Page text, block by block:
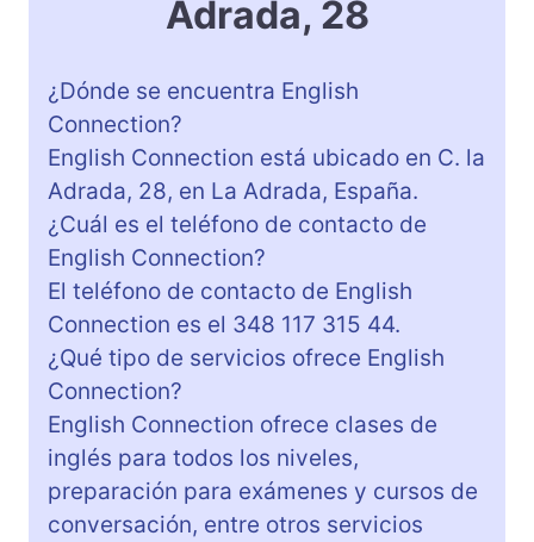
Adrada, 28
¿Dónde se encuentra English
Connection?
English Connection está ubicado en C. la
Adrada, 28, en La Adrada, España.
¿Cuál es el teléfono de contacto de
English Connection?
El teléfono de contacto de English
Connection es el 348 117 315 44.
¿Qué tipo de servicios ofrece English
Connection?
English Connection ofrece clases de
inglés para todos los niveles,
preparación para exámenes y cursos de
conversación, entre otros servicios